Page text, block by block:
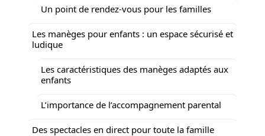
Un point de rendez-vous pour les familles
Les manèges pour enfants : un espace sécurisé et
ludique
Les caractéristiques des manèges adaptés aux
enfants
L’importance de l’accompagnement parental
Des spectacles en direct pour toute la famille